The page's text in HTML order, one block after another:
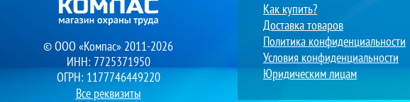
© ООО «Компас» 2011-2026
ИНН: 7725371950
ОГРН: 1177746449220
Все реквизиты
Как купить?
Доставка товаров
Политика конфиденциальности
Условия конфиденциальности
Юридическим лицам